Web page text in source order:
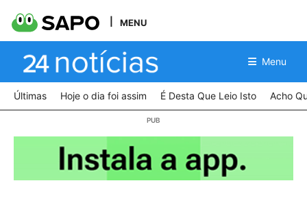
MENU
Menu
Últimas Hoje o dia foi assim É Desta Que Leio Isto Acho